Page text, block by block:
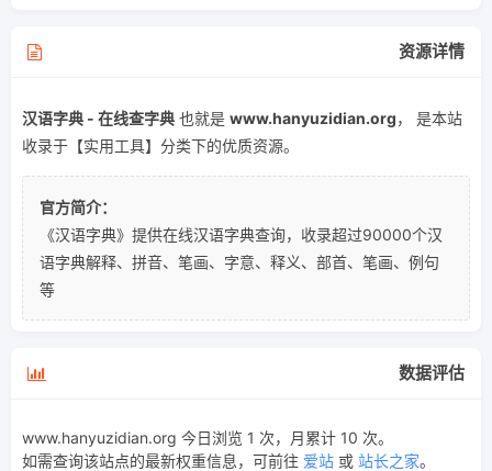
资源详情
汉语字典 - 在线查字典 也就是 www.hanyuzidian.org， 是本站
收录于【实用工具】分类下的优质资源。
官方简介：
《汉语字典》提供在线汉语字典查询，收录超过90000个汉
语字典解释、拼音、笔画、字意、释义、部首、笔画、例句
等
数据评估
www.hanyuzidian.org 今日浏览 1 次，月累计 10 次。
如需查询该站点的最新权重信息，可前往 爱站 或 站长之家。